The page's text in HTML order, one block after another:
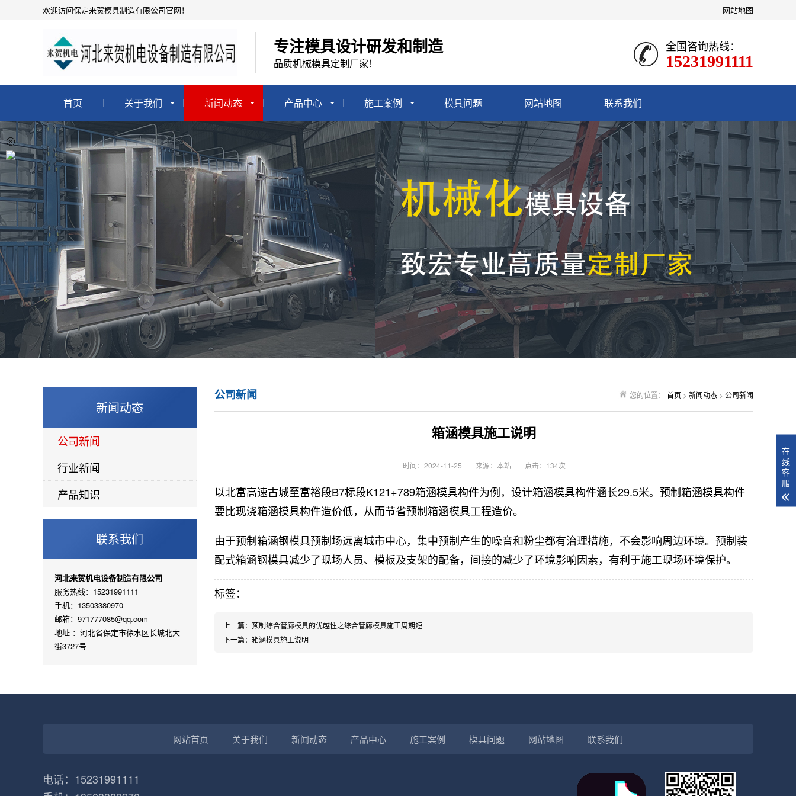
网站地图
欢迎访问保定来贺模具制造有限公司官网！
专注模具设计研发和制造
品质机械模具定制厂家！
全国咨询热线：
15231991111
首页 关于我们 新闻动态 产品中心 施工案例 模具问题 网站地图 联系我们
新闻动态
公司新闻
行业新闻
产品知识
联系我们
河北来贺机电设备制造有限公司
服务热线：15231991111
手机：13503380970
邮箱：971777085@qq.com
地址 ：河北省保定市徐水区长城北大
街3727号
您的位置： 首页 > 新闻动态 > 公司新闻
公司新闻
箱涵模具施工说明
时间：2024-11-25 来源：本站 点击：134次
以北富高速古城至富裕段B7标段K121+789箱涵模具构件为例，设计箱涵模具构件涵长29.5米。预制箱涵模具构件
要比现浇箱涵模具构件造价低，从而节省预制箱涵模具工程造价。
由于预制箱涵钢模具预制场远离城市中心，集中预制产生的噪音和粉尘都有治理措施，不会影响周边环境。预制装
配式箱涵钢模具减少了现场人员、模板及支架的配备，间接的减少了环境影响因素，有利于施工现场环境保护。
标签：
上一篇： 预制综合管廊模具的优越性之综合管廊模具施工周期短
下一篇： 箱涵模具施工说明
网站首页 关于我们 新闻动态 产品中心 施工案例 模具问题 网站地图 联系我们
电话：15231991111
在
线
客
服